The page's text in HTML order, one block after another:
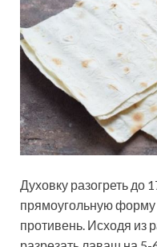
Духовку разогреть до
прямоугольную
противень. Исходя из